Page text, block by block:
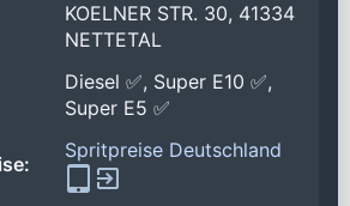
KOELNER STR. 30, 41334
NETTETAL
Diesel ✅, Super E10 ✅,
Super E5 ✅
Spritpreise Deutschland